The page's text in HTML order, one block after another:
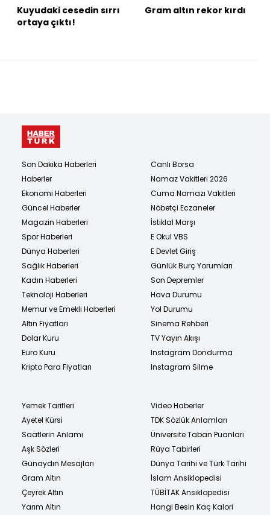
Kuyudaki cesedin sırrı
ortaya çıktı!
Gram altın rekor kırdı
Son Dakika Haberleri
Haberler
Ekonomi Haberleri
Güncel Haberler
Magazin Haberleri
Spor Haberleri
Dünya Haberleri
Sağlık Haberleri
Kadın Haberleri
Teknoloji Haberleri
Memur ve Emekli Haberleri
Altın Fiyatları
Dolar Kuru
Euro Kuru
Kripto Para Fiyatları
Canlı Borsa
Namaz Vakitleri 2026
Cuma Namazı Vakitleri
Nöbetçi Eczaneler
İstiklal Marşı
E Okul VBS
E Devlet Giriş
Günlük Burç Yorumları
Son Depremler
Hava Durumu
Yol Durumu
Sinema Rehberi
TV Yayın Akışı
Instagram Dondurma
Instagram Silme
Yemek Tarifleri
Ayetel Kürsi
Saatlerin Anlamı
Aşk Sözleri
Günaydın Mesajları
Gram Altın
Çeyrek Altın
Yarım Altın
Video Haberler
TDK Sözlük Anlamları
Üniversite Taban Puanları
Rüya Tabirleri
Dünya Tarihi ve Türk Tarihi
İslam Ansiklopedisi
TÜBİTAK Ansiklopedisi
Hangi Besin Kaç Kalori